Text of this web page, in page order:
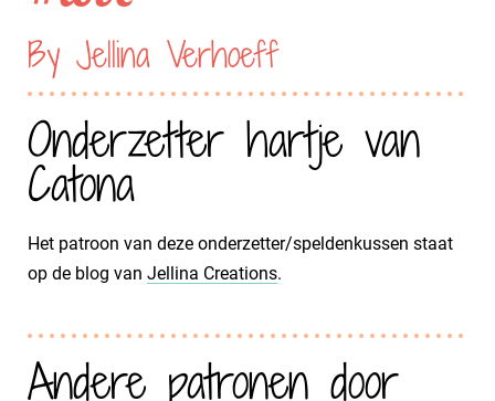
By Jellina Verhoeff
Onderzetter hartje van
Catona
Het patroon van deze onderzetter/speldenkussen staat
op de blog van Jellina Creations.
Andere patronen door